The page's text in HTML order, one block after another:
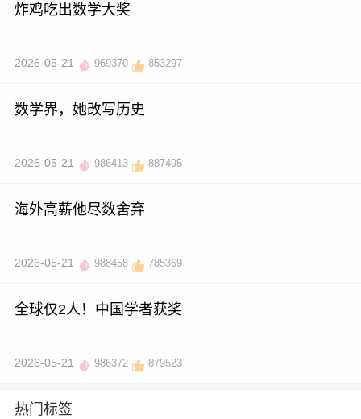
炸鸡吃出数学大奖
2026-05-21 969370 853297
数学界，她改写历史
2026-05-21 986413 887495
海外高薪他尽数舍弃
2026-05-21 988458 785369
全球仅2人！中国学者获奖
2026-05-21 986372 879523
热门标签